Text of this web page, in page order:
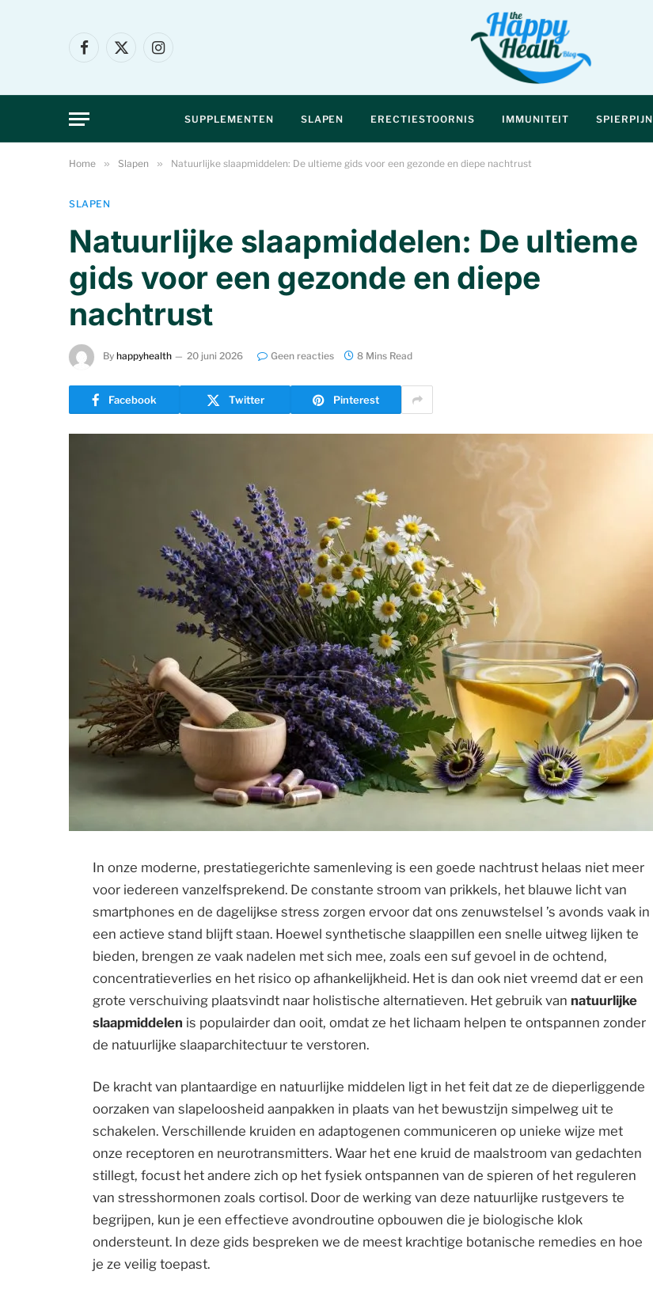
Facebook
X
Instagram
SUPPLEMENTEN SLAPEN ERECTIESTOORNIS IMMUNITEIT SPIERPIJN
Home » Slapen » Natuurlijke slaapmiddelen: De ultieme gids voor een gezonde en diepe nachtrust
SLAPEN
Natuurlijke slaapmiddelen: De ultieme
gids voor een gezonde en diepe
nachtrust
By happyhealth 20 juni 2026 Geen reacties 8 Mins Read
Facebook Twitter Pinterest
In onze moderne, prestatiegerichte samenleving is een goede nachtrust helaas niet meer
voor iedereen vanzelfsprekend. De constante stroom van prikkels, het blauwe licht van
smartphones en de dagelijkse stress zorgen ervoor dat ons zenuwstelsel ’s avonds vaak in
een actieve stand blijft staan. Hoewel synthetische slaappillen een snelle uitweg lijken te
bieden, brengen ze vaak nadelen met sich mee, zoals een suf gevoel in de ochtend,
concentratieverlies en het risico op afhankelijkheid. Het is dan ook niet vreemd dat er een
grote verschuiving plaatsvindt naar holistische alternatieven. Het gebruik van natuurlijke
slaapmiddelen is populairder dan ooit, omdat ze het lichaam helpen te ontspannen zonder
de natuurlijke slaaparchitectuur te verstoren.
De kracht van plantaardige en natuurlijke middelen ligt in het feit dat ze de dieperliggende
oorzaken van slapeloosheid aanpakken in plaats van het bewustzijn simpelweg uit te
schakelen. Verschillende kruiden en adaptogenen communiceren op unieke wijze met
onze receptoren en neurotransmitters. Waar het ene kruid de maalstroom van gedachten
stillegt, focust het andere zich op het fysiek ontspannen van de spieren of het reguleren
van stresshormonen zoals cortisol. Door de werking van deze natuurlijke rustgevers te
begrijpen, kun je een effectieve avondroutine opbouwen die je biologische klok
ondersteunt. In deze gids bespreken we de meest krachtige botanische remedies en hoe
je ze veilig toepast.